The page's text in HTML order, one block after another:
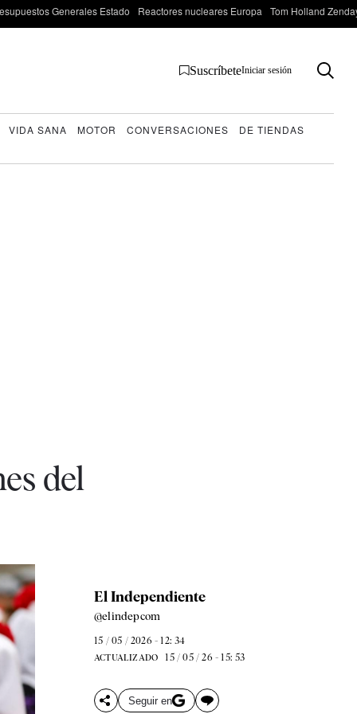
Generales Estado Reactores nucleares Europa Tom Holland
SuscríbeteIniciar sesión
VIDA SANA MOTOR CONVERSACIONES DE TIENDAS
del
El Independiente
@elindepcom
15 / 05 / 2026 - 12: 34
ACTUALIZADO 15 / 05 / 26 - 15: 53
Seguir en